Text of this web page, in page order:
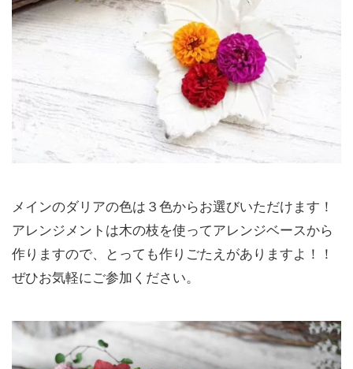
メインのダリアの色は３色からお選びいただけます！
アレンジメントは木の枝を使ってアレンジベースから
作りますので、とっても作りごたえがありますよ！！
ぜひお気軽にご参加ください。